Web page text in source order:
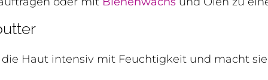
Haut intensiv mit Feuchtigkeit und macht